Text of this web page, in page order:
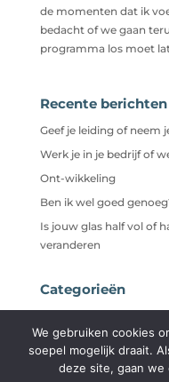
de momenten dat ik
bedacht of we gaan
programma los moet
Recente berichten
Geef je leiding of neem
Werk je in je bedrijf of
Ont-wikkeling
Ben ik wel goed
Is jouw glas half vol of
veranderen
Categorieën
We gebruiken cookies
soepel mogelijk draait.
deze site, gaan